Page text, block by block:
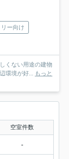
ー向け
くない用途の建物
環境が好... もっと
空室件数
-